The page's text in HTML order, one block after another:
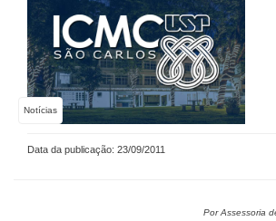
Notícias
Data da publicação: 23/09/2011
Por Assessoria